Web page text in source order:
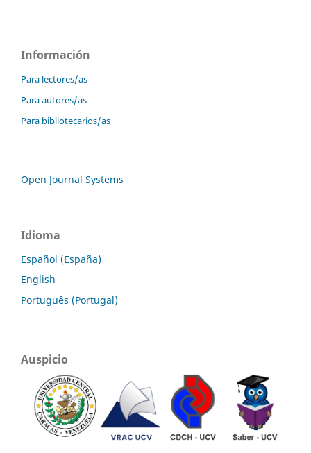
Información
Para lectores/as
Para autores/as
Para bibliotecarios/as
Open Journal Systems
Idioma
Español (España)
English
Português (Portugal)
Auspicio